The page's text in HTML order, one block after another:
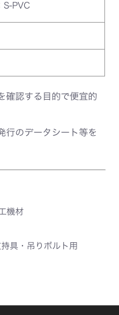
S-PVC
確認する目的で便宜的
行のデータシート等を
機材
具・吊りボルト用